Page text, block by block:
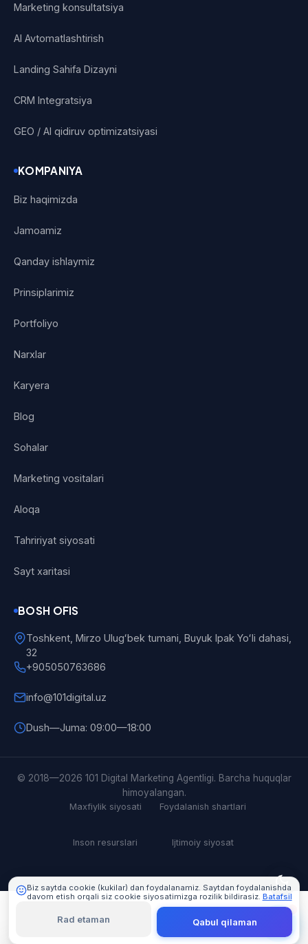
Marketing konsultatsiya
AI Avtomatlashtirish
Landing Sahifa Dizayni
CRM Integratsiya
GEO / AI qidiruv optimizatsiyasi
KOMPANIYA
Biz haqimizda
Jamoamiz
Qanday ishlaymiz
Prinsiplarimiz
Portfoliyo
Narxlar
Karyera
Blog
Sohalar
Marketing vositalari
Aloqa
Tahririyat siyosati
Sayt xaritasi
BOSH OFIS
Toshkent, Mirzo Ulugʻbek tumani, Buyuk Ipak Yoʻli dahasi,
32
+905050763686
info@101digital.uz
Dush—Juma: 09:00—18:00
© 2018—2026 101 Digital Marketing Agentligi. Barcha huquqlar
himoyalangan.
Maxfiylik siyosati Foydalanish shartlari
Inson resurslari Ijtimoiy siyosat
Biz saytda cookie (kukilar) dan foydalanamiz. Saytdan foydalanishda
davom etish orqali siz cookie siyosatimizga rozilik bildirasiz. Batafsil
Rad etaman Qabul qilaman
Online